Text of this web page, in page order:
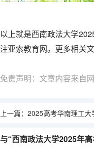
以上就是西南政法大学
注亚索教育网。更多相关
免责声明：文章内容来自
上一篇： 2025高考华南理工大学在贵州批
与“西南政法大学2025年